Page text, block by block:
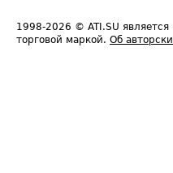
1998-2026 © ATI.SU
торговой маркой. Об